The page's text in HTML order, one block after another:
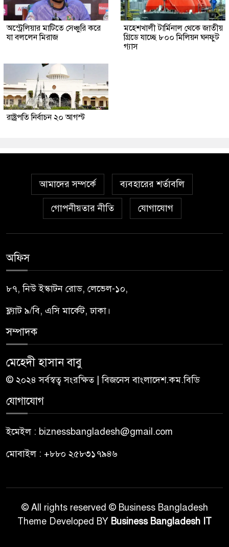
অস্ট্রেলিয়ার মাটিতে সেঞ্চুরি করে
যা বললেন মিরাজ
মহেশখালী টার্মিনাল থেকে জাতীয়
গ্রিডে যাচ্ছে ৮০০ মিলিয়ন ঘনফুট
গ্যাস
রাষ্ট্রপতি নির্বাচন ২০ আগস্ট
আমাদের সম্পর্কে ব্যবহারের শর্তাবলি
গোপনীয়তার নীতি যোগাযোগ
অফিস
৮৭, নিউ ইস্কাটন রোড, লেভেল-১০,
ফ্ল্যাট ৯/বি, এসি মার্কেট, ঢাকা।
সম্পাদক
মেহেদী হাসান বাবু
© ২০২৪ সর্বস্বত্ব সংরক্ষিত | বিজনেস বাংলাদেশ.কম.বিডি
যোগাযোগ
ইমেইল : biznessbangladesh@gmail.com
মোবাইল : +৮৮০ ২৫৮৩১৭৯৪৬
© All rights reserved © Business Bangladesh
Theme Developed BY Business Bangladesh IT